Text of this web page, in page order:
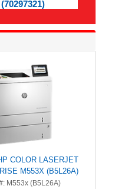
COLOR LASERJET
M553X (B5L26A)
M553x (B5L26A)